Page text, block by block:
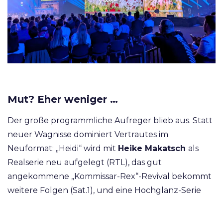
Mut? Eher weniger …
Der große programmliche Aufreger blieb aus. Statt
neuer Wagnisse dominiert Vertrautes im
Neuformat: „Heidi“ wird mit Heike Makatsch als
Realserie neu aufgelegt (RTL), das gut
angekommene „Kommissar-Rex“-Revival bekommt
weitere Folgen (Sat.1), und eine Hochglanz-Serie